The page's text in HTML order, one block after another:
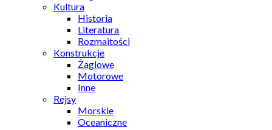
Kultura
Historia
Literatura
Rozmaitości
Konstrukcje
Żaglowe
Motorowe
Inne
Rejsy
Morskie
Oceaniczne